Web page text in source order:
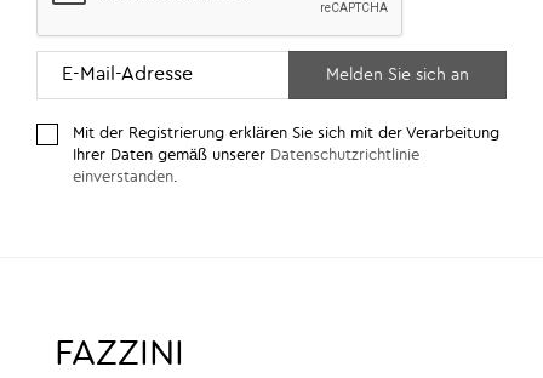
Mit der Registrierung erklären Sie sich mit der Verarbeitung
Ihrer Daten gemäß unserer Datenschutzrichtlinie
einverstanden.
FAZZINI